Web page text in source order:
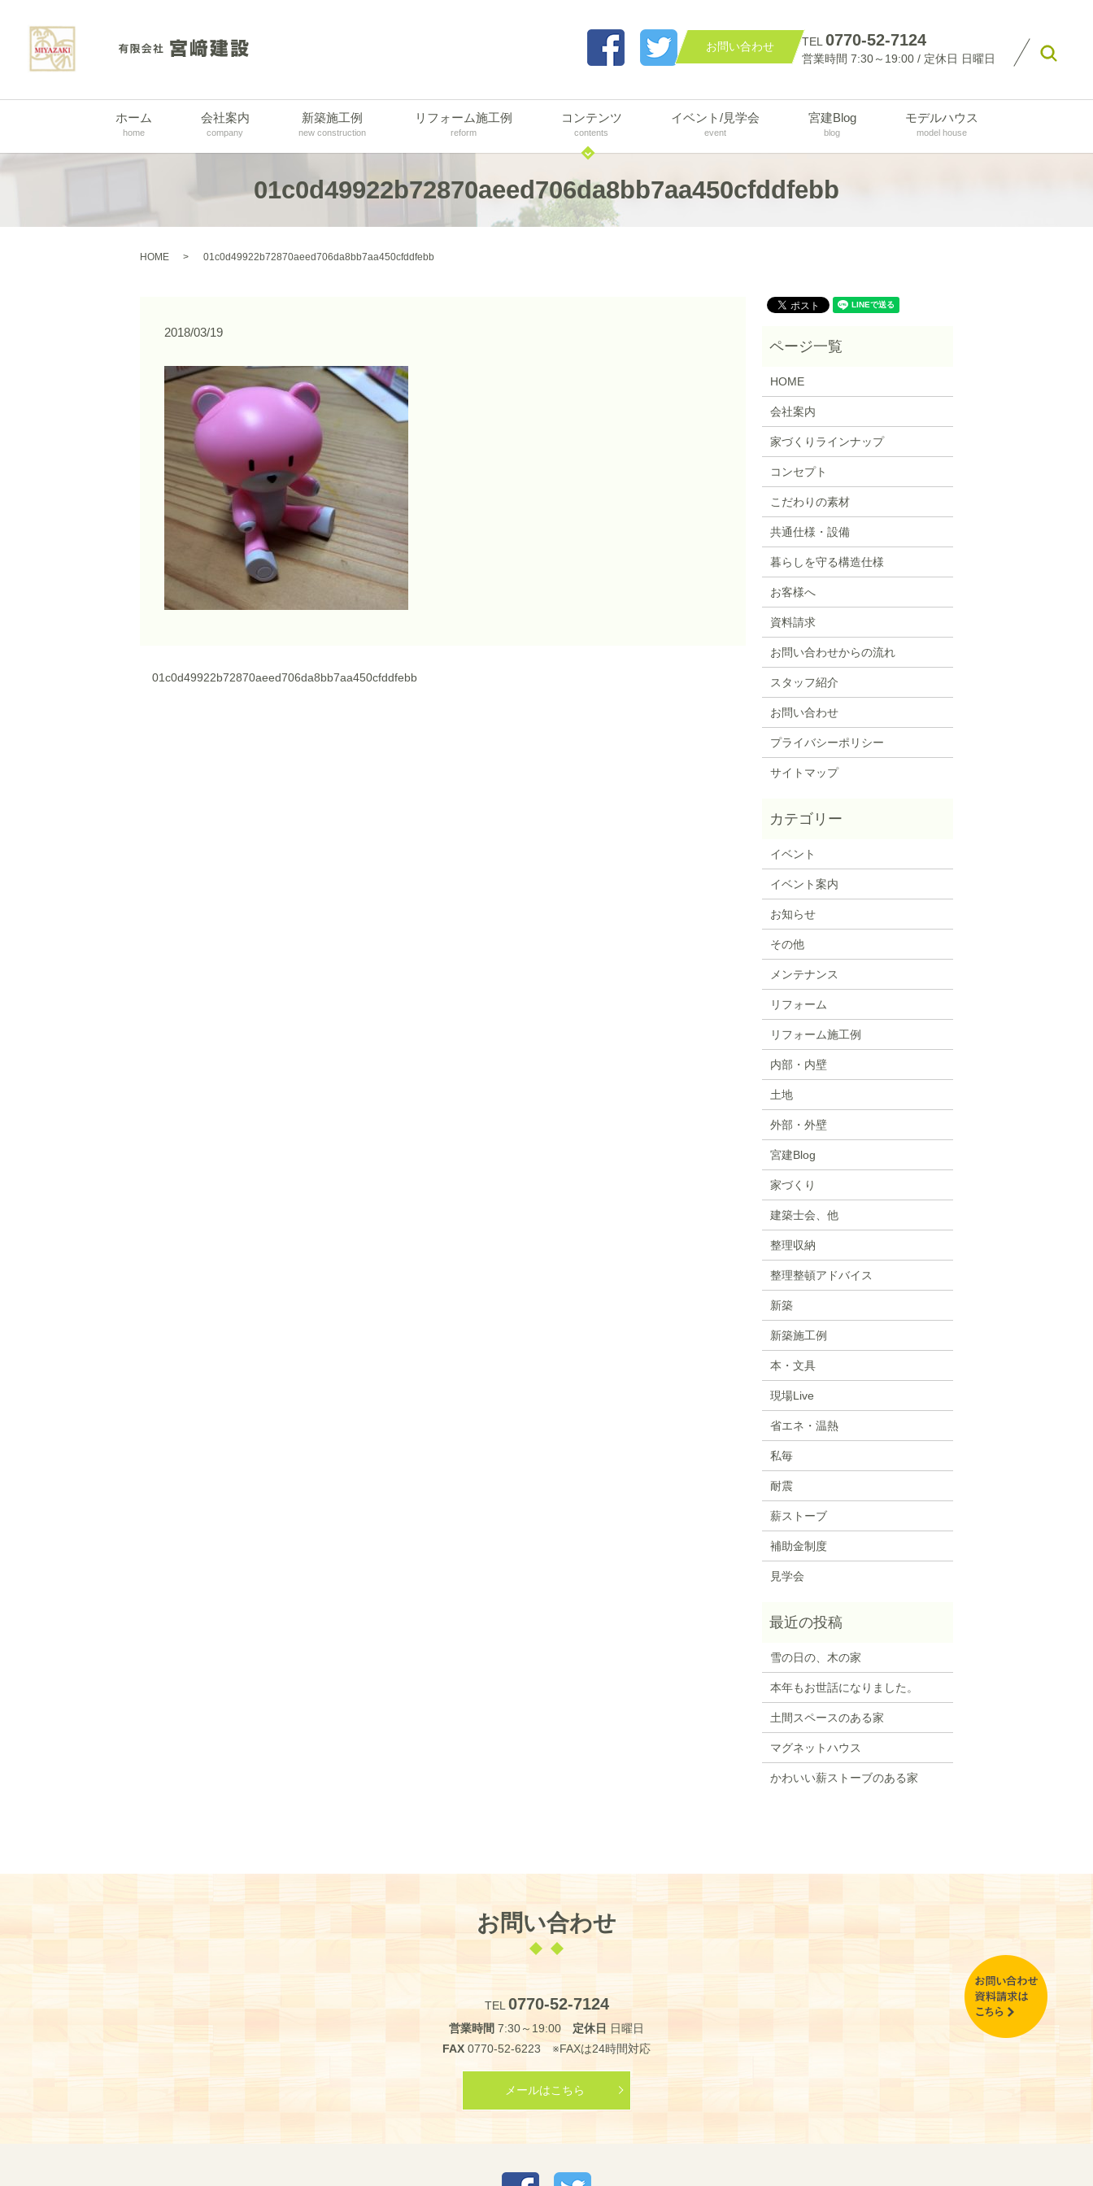
お問い合わせ TEL 0770-52-7124
営業時間 7:30～19:00 / 定休日 日曜日
ホーム
home
会社案内
company
新築施工例
new construction
リフォーム施工例
reform
コンテンツ
contents
イベント/見学会
event
宮建Blog
blog
モデルハウス
model house
01c0d49922b72870aeed706da8bb7aa450cfddfebb
HOME 01c0d49922b72870aeed706da8bb7aa450cfddfebb
2018/03/19
01c0d49922b72870aeed706da8bb7aa450cfddfebb
HOME
会社案内
家づくりラインナップ
コンセプト
こだわりの素材
共通仕様・設備
暮らしを守る構造仕様
お客様へ
資料請求
お問い合わせからの流れ
スタッフ紹介
お問い合わせ
プライバシーポリシー
サイトマップ
イベント
イベント案内
お知らせ
その他
メンテナンス
リフォーム
リフォーム施工例
内部・内壁
土地
外部・外壁
宮建Blog
家づくり
建築士会、他
整理収納
整理整頓アドバイス
新築
新築施工例
本・文具
現場Live
省エネ・温熱
私毎
耐震
薪ストーブ
補助金制度
見学会
雪の日の、木の家
本年もお世話になりました。
土間スペースのある家
マグネットハウス
かわいい薪ストーブのある家
お問い合わせ
TEL 0770-52-7124
営業時間 7:30～19:00 定休日 日曜日
FAX 0770-52-6223 ※FAXは24時間対応
メールはこちら